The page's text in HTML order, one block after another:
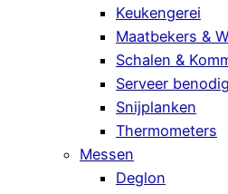
Keukengerei
Maatbekers &
Schalen &
Serveer
Snijplanken
Thermometers
Messen
Deglon